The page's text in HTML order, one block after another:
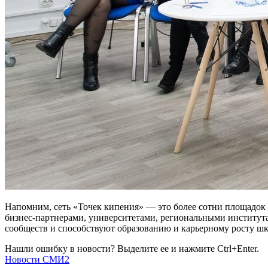
Напомним, сеть «Точек кипения» — это более сотни площадок
бизнес-партнерами, университетами, региональными
сообществ и способствуют образованию и карьерному росту
Нашли ошибку в новости? Выделите ее и нажмите Ctrl+Enter.
Новости СМИ2